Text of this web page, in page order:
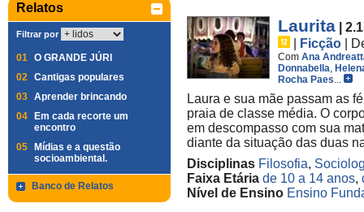
Relatos
Filtrar por
01 O GRANDE JÚRI
02 Cantigas populares
03 Aprender brincando
04
Em cada recorte um
encontro
05
Mídias e a questão
socioambiental.
Banco de Relatos
Laurita
|
Ficção
Com Ana
Donnabella,
Rocha Paes...
Laura e sua mãe passam as
praia de classe média. O
em descompasso com sua
diante da situação das duas
Disciplinas Filosofia,
Faixa Etária de 10 a 14 anos,
Nível de Ensino Ensino